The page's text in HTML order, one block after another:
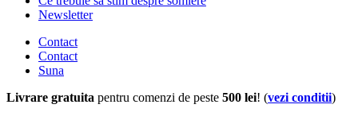
Newsletter
Contact
Contact
Suna
Livrare gratuita pentru comenzi de peste 500 lei! (vezi conditii)